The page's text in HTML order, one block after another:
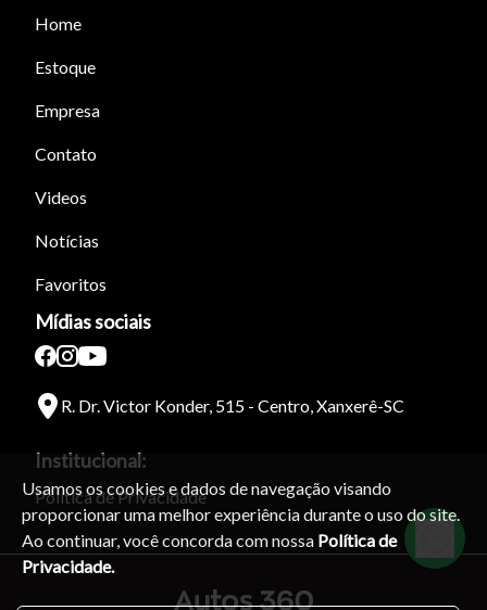
Usamos os cookies e dados de navegação visando
proporcionar uma melhor experiência durante o uso do site.
Ao continuar, você concorda com nossa Política de
Privacidade.
Tamanho do texto
atalhos Ctrl+ (para aumentar) e Ctrl- (para diminuir) no seu
teclado.
Home
Estoque
Empresa
Contato
Videos
Notícias
Favoritos
Mídias sociais
R. Dr. Victor Konder, 515 - Centro, Xanxerê-SC
Institucional:
Política de Privacidade